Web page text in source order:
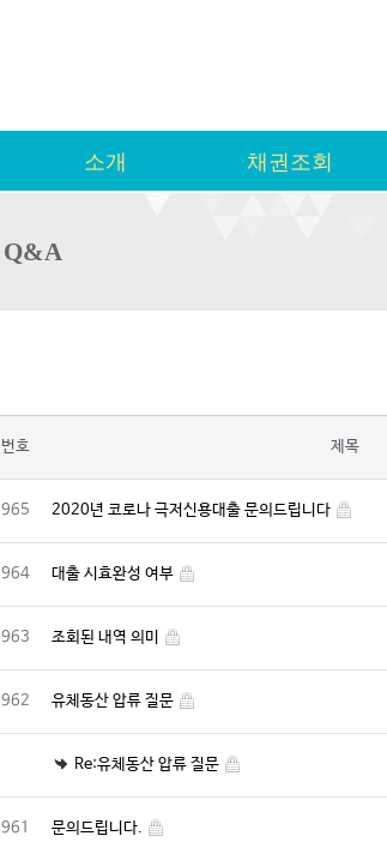
소개 채권조회
Q&A
번호 제목
965 2020년 코로나 극저신용대출 문의드립니다
964 대출 시효완성 여부
963 조회된 내역 의미
962 유체동산 압류 질문
Re:유체동산 압류 질문
961 문의드립니다.